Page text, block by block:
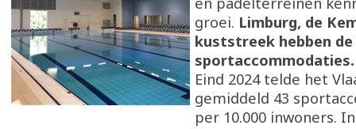
groei. Limburg, de
kuststreek hebben
Eind 2024 telde het
gemiddeld 43
per 10.000 inwoners.